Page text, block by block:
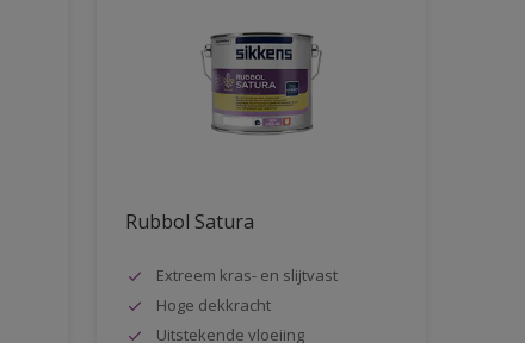
Rubbol Satura
Extreem kras- en slijtvast
Hoge dekkracht
Uitstekende vloeiing